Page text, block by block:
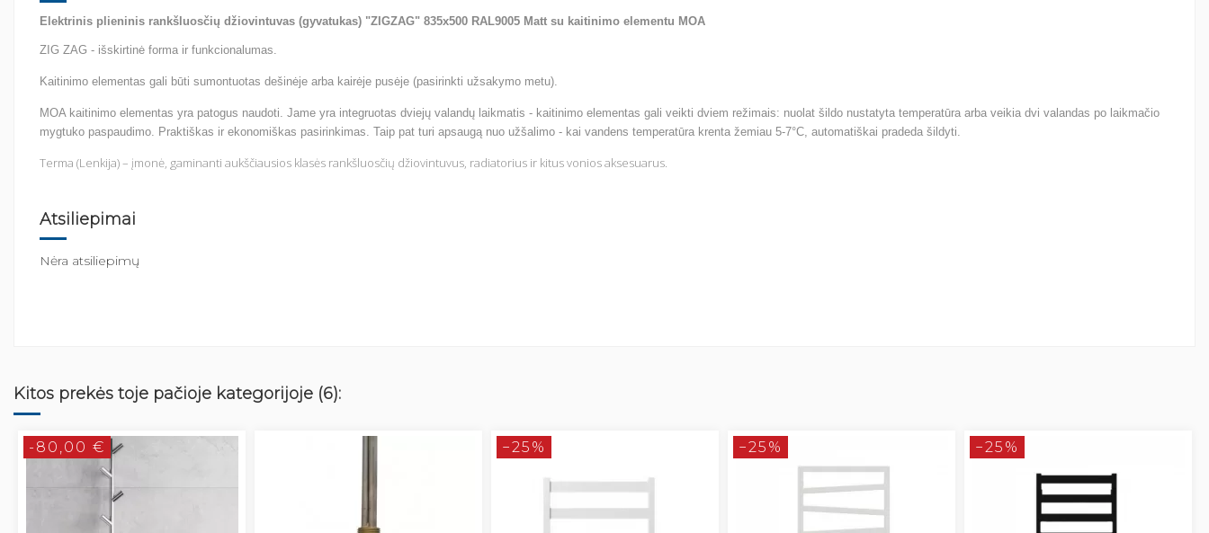
Elektrinis plieninis rankšluosčių džiovintuvas (gyvatukas) "ZIGZAG" 835x500 RAL9005 Matt su kaitinimo elementu MOA
ZIG ZAG - išskirtinė forma ir funkcionalumas.
Kaitinimo elementas gali būti sumontuotas dešinėje arba kairėje pusėje (pasirinkti užsakymo metu).
MOA kaitinimo elementas yra patogus naudoti. Jame yra integruotas dviejų valandų laikmatis - kaitinimo elementas gali veikti dviem režimais: nuolat šildo nustatyta temperatūra arba veikia dvi valandas po laikmačio
mygtuko paspaudimo. Praktiškas ir ekonomiškas pasirinkimas. Taip pat turi apsaugą nuo užšalimo - kai vandens temperatūra krenta žemiau 5-7°C, automatiškai pradeda šildyti.
Terma (Lenkija) – įmonė, gaminanti aukščiausios klasės rankšluosčių džiovintuvus, radiatorius ir kitus vonios aksesuarus.
Atsiliepimai
Nėra atsiliepimų
Kitos prekės toje pačioje kategorijoje (6):
-80,00 € −25% −25% −25%